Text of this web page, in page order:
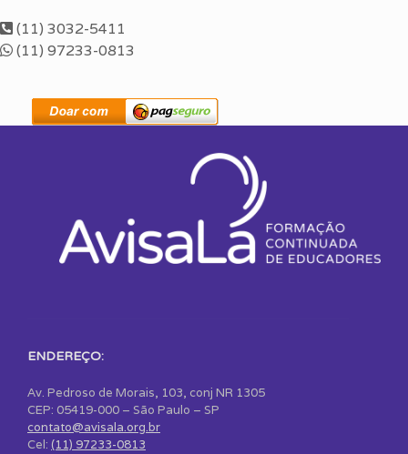
(11) 3032-5411
(11) 97233-0813
ENDEREÇO:
Av. Pedroso de Morais, 103, conj NR 1305
CEP: 05419-000 – São Paulo – SP
contato@avisala.org.br
Cel: (11) 97233-0813